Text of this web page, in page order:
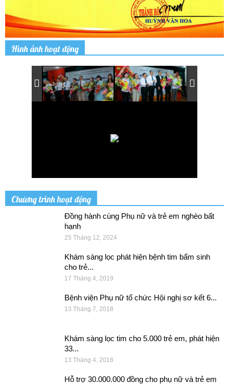
Hình ảnh hoạt động
Chương trình hoạt động
Đồng hành cùng Phụ nữ và trẻ em nghèo bất
hạnh
25 Tháng 12, 2024
Khám sàng lọc phát hiện bệnh tim bẩm sinh
cho trẻ...
17 Tháng 4, 2019
Bệnh viện Phụ nữ tổ chức Hội nghị sơ kết 6...
13 Tháng 7, 2018
Khám sàng lọc tim cho 5.000 trẻ em, phát hiện
33...
13 Tháng 4, 2018
Hỗ trợ 30.000.000 đồng cho phụ nữ và trẻ em